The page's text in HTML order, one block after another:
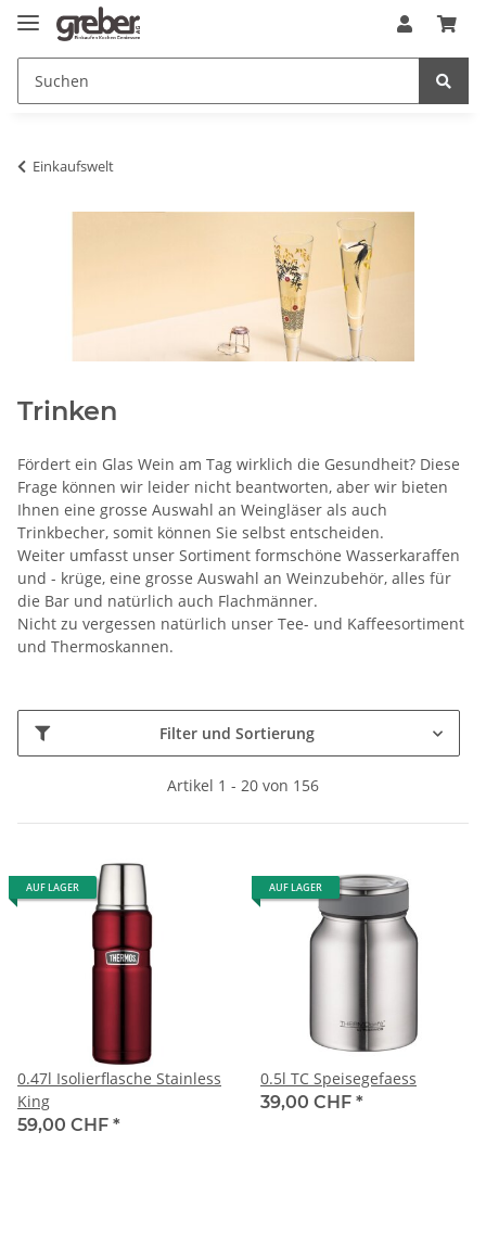
Einkaufswelt
Trinken
Fördert ein Glas Wein am Tag wirklich die Gesundheit? Diese
Frage können wir leider nicht beantworten, aber wir bieten
Ihnen eine grosse Auswahl an Weingläser als auch
Trinkbecher, somit können Sie selbst entscheiden.
Weiter umfasst unser Sortiment formschöne Wasserkaraffen
und - krüge, eine grosse Auswahl an Weinzubehör, alles für
die Bar und natürlich auch Flachmänner.
Nicht zu vergessen natürlich unser Tee- und Kaffeesortiment
und Thermoskannen.
Filter und Sortierung
Artikel 1 - 20 von 156
AUF LAGER
0.47l Isolierflasche Stainless
King
59,00 CHF *
AUF LAGER
0.5l TC Speisegefaess
39,00 CHF *